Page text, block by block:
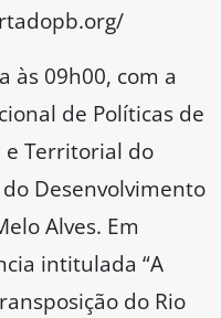
às 09h00, com a
de Políticas de
e Territorial do
Desenvolvimento
Alves. Em
intitulada “A
do Rio